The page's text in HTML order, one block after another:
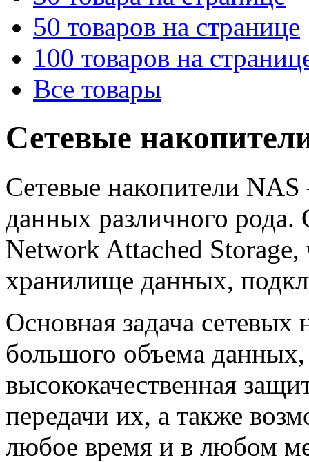
50 товаров на странице
100 товаров на
Все товары
Сетевые
Сетевые накопители NAS
данных различного
Network Attached Storage,
хранилище данных,
Основная задача сетевых
большого объема
высококачественная
передачи их, а также
любое время и в любом